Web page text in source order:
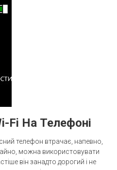
Fi На Телефоні
телефон втрачає, напевно,
можна використовувати
він занадто дорогий і не